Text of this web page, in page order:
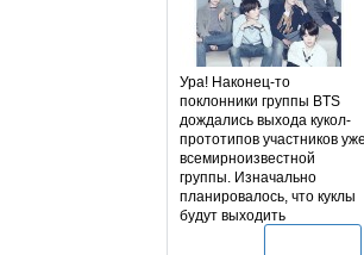
Ура! Наконец-то
поклонники группы BTS
дождались выхода кукол-
прототипов участников уже
всемирноизвестной
группы. Изначально
планировалось, что куклы
будут выходить